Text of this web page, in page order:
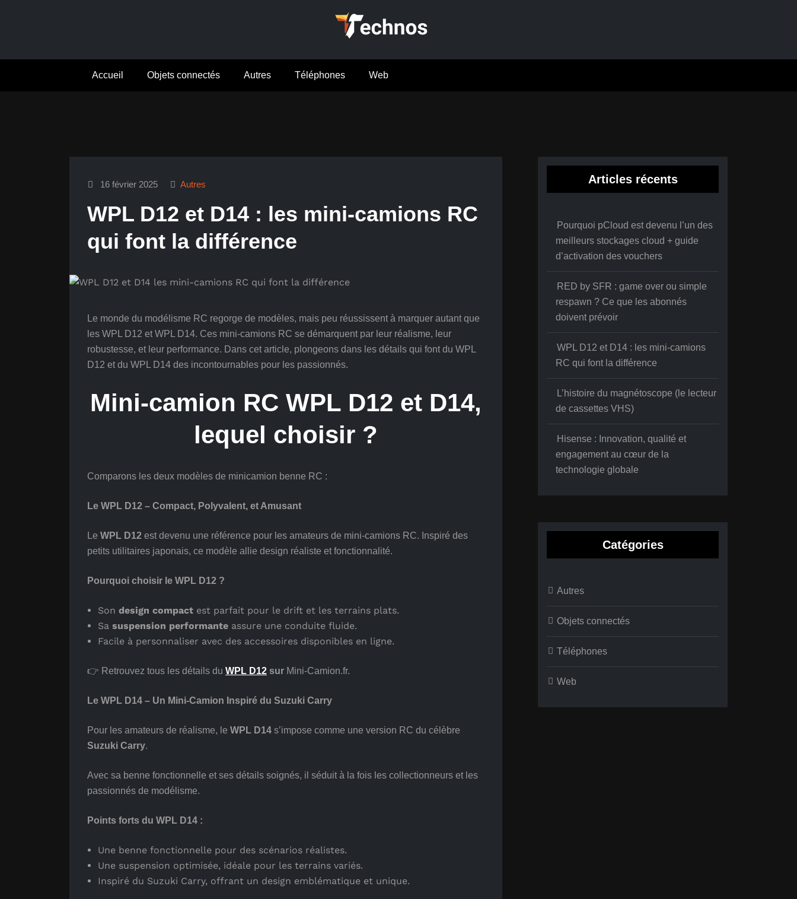
Accueil Objets connectés Autres Téléphones Web
16 février 2025 Autres
WPL D12 et D14 : les mini-camions RC
qui font la différence
Le monde du modélisme RC regorge de modèles, mais peu réussissent à marquer autant que
les WPL D12 et WPL D14. Ces mini-camions RC se démarquent par leur réalisme, leur
robustesse, et leur performance. Dans cet article, plongeons dans les détails qui font du WPL
D12 et du WPL D14 des incontournables pour les passionnés.
Mini-camion RC WPL D12 et D14,
lequel choisir ?
Comparons les deux modèles de minicamion benne RC :
Le WPL D12 – Compact, Polyvalent, et Amusant
Le WPL D12 est devenu une référence pour les amateurs de mini-camions RC. Inspiré des
petits utilitaires japonais, ce modèle allie design réaliste et fonctionnalité.
Pourquoi choisir le WPL D12 ?
Son design compact est parfait pour le drift et les terrains plats.
Sa suspension performante assure une conduite fluide.
Facile à personnaliser avec des accessoires disponibles en ligne.
👉 Retrouvez tous les détails du WPL D12 sur Mini-Camion.fr.
Le WPL D14 – Un Mini-Camion Inspiré du Suzuki Carry
Pour les amateurs de réalisme, le WPL D14 s’impose comme une version RC du célèbre
Suzuki Carry.
Avec sa benne fonctionnelle et ses détails soignés, il séduit à la fois les collectionneurs et les
passionnés de modélisme.
Points forts du WPL D14 :
Une benne fonctionnelle pour des scénarios réalistes.
Une suspension optimisée, idéale pour les terrains variés.
Inspiré du Suzuki Carry, offrant un design emblématique et unique.
Articles récents
Pourquoi pCloud est devenu l’un des
meilleurs stockages cloud + guide
d’activation des vouchers
RED by SFR : game over ou simple
respawn ? Ce que les abonnés
doivent prévoir
WPL D12 et D14 : les mini-camions
RC qui font la différence
L’histoire du magnétoscope (le lecteur
de cassettes VHS)
Hisense : Innovation, qualité et
engagement au cœur de la
technologie globale
Catégories
Autres
Objets connectés
Téléphones
Web